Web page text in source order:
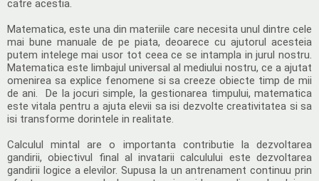
catre acestia.
Matematica, este una din materiile care necesita unul dintre cele
mai bune manuale de pe piata, deoarece cu ajutorul acesteia
putem intelege mai usor tot ceea ce se intampla in jurul nostru.
Matematica este limbajul universal al mediului nostru, ce a ajutat
omenirea sa explice fenomene si sa creeze obiecte timp de mii
de ani. De la jocuri simple, la gestionarea timpului, matematica
este vitala pentru a ajuta elevii sa isi dezvolte creativitatea si sa
isi transforme dorintele in realitate.
Calculul mintal are o importanta contributie la dezvoltarea
gandirii, obiectivul final al invatarii calculului este dezvoltarea
gandirii logice a elevilor. Supusa la un antrenament continuu prin